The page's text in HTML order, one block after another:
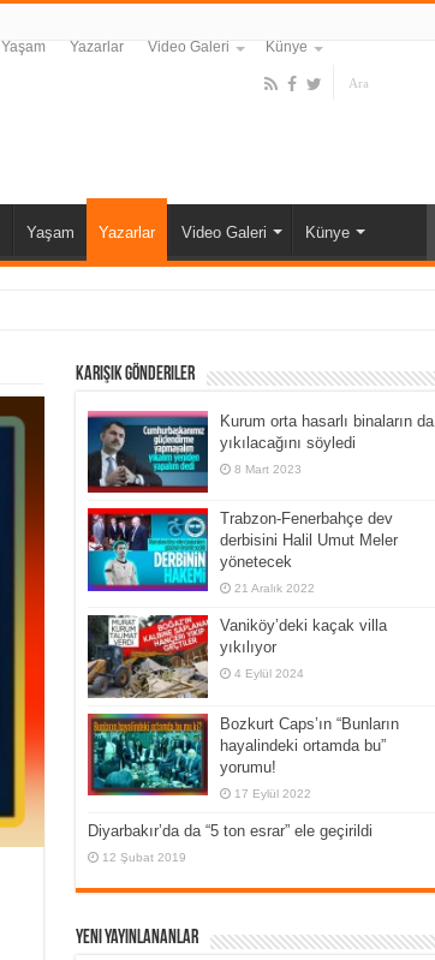
Yaşam Yazarlar Video Galeri Künye
Yaşam Yazarlar Video Galeri Künye
Karışık Gönderiler
Kurum orta hasarlı binaların da
yıkılacağını söyledi
8 Mart 2023
Trabzon-Fenerbahçe dev
derbisini Halil Umut Meler
yönetecek
21 Aralık 2022
Vaniköy’deki kaçak villa
yıkılıyor
4 Eylül 2024
Bozkurt Caps’ın “Bunların
hayalindeki ortamda bu”
yorumu!
17 Eylül 2022
Diyarbakır’da da “5 ton esrar” ele geçirildi
12 Şubat 2019
Yeni Yayınlananlar